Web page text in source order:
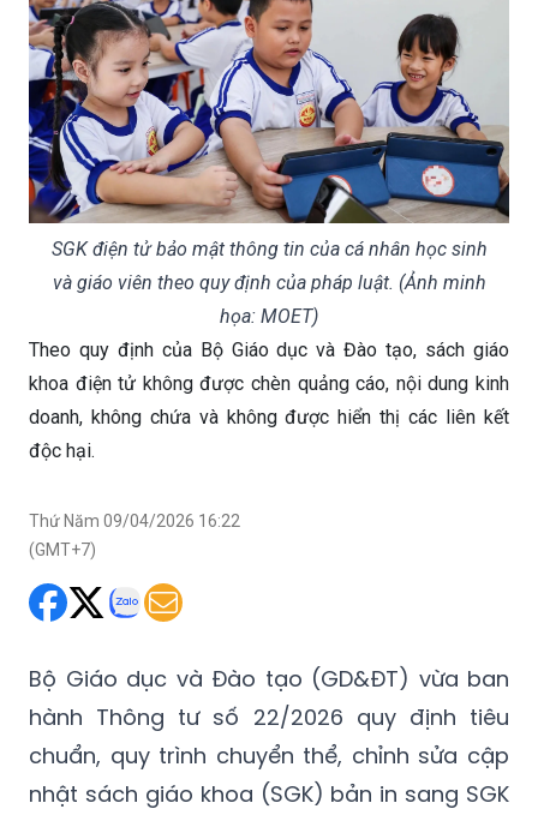
SGK điện tử bảo mật thông tin của cá nhân học sinh
và giáo viên theo quy định của pháp luật. (Ảnh minh
họa: MOET)
Theo quy định của Bộ Giáo dục và Đào tạo, sách giáo
khoa điện tử không được chèn quảng cáo, nội dung kinh
doanh, không chứa và không được hiển thị các liên kết
độc hại.
Thứ Năm 09/04/2026 16:22
(GMT+7)
Bộ Giáo dục và Đào tạo (GD&ĐT) vừa ban
hành Thông tư số 22/2026 quy định tiêu
chuẩn, quy trình chuyển thể, chỉnh sửa cập
nhật sách giáo khoa (SGK) bản in sang SGK